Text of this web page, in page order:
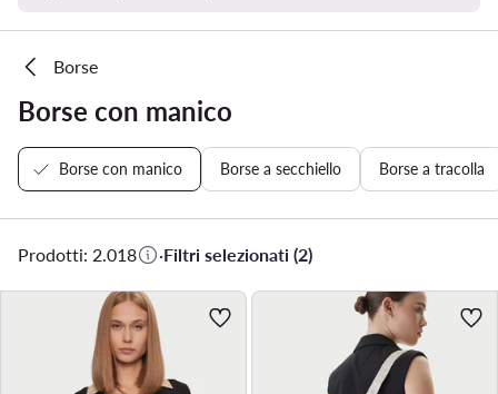
Borse
Borse con manico
Borse con manico Borse a secchiello Borse a tracolla
Prodotti: 2.018 ·Filtri selezionati (2)